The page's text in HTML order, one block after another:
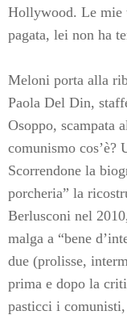
Hollywood. Le mie
pagata, lei non ha
Meloni porta alla
Paola Del Din,
Osoppo, scampata
comunismo cos’è?
Scorrendone la
porcheria” la
Berlusconi nel
malga a “bene
due (prolisse,
prima e dopo la
pasticci i comunisti,